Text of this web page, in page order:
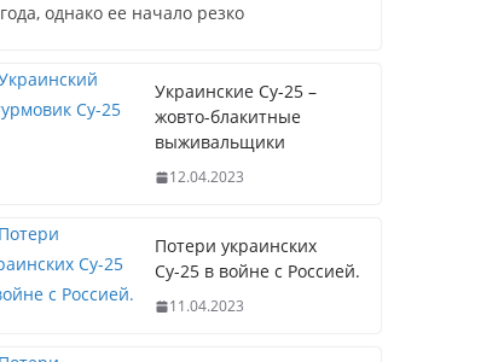
года, однако ее начало резко
Украинские Су-25 –
жовто-блакитные
выживальщики
12.04.2023
Потери украинских
Су-25 в войне с Россией.
11.04.2023